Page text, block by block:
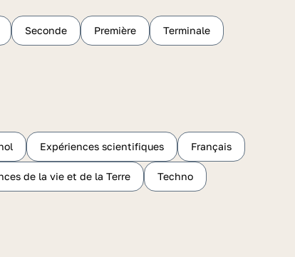
Seconde Première Terminale
Expériences scientifiques Français
de la vie et de la Terre Techno